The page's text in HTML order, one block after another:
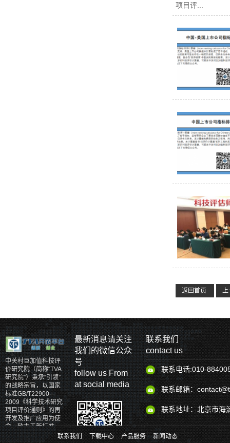
项目评...
返回首页 上
中关村巨加值科技评
价研究院（简称“TVA
研究院”）秉承“引领”
的战略宗旨，以国家
标准GB/T22900—
2009《科学技术研究
项目评价通则》的再
开发及推广应用为使
命，致力于新标准、
新理论、新体系和新
最新消息请关注
我们的微信公众
号
follow us From
at social media
联系我们
contact us
联系电话:010-
联系邮箱：
联系地址：北京市海
联系我们 下载中心 产品服务 新闻动态